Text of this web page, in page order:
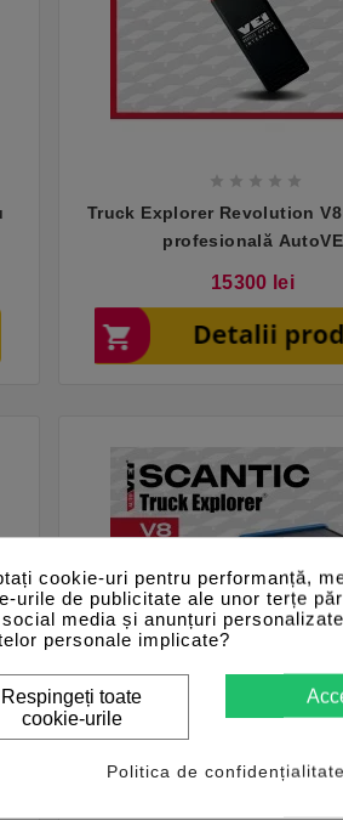
    
Truck Explorer Revolution
profesională
15300 lei
Truck Explorer SCANTIC V8
cookie-uri pentru performanță,
urile de publicitate ale unor terțe
media și anunțuri
personale implicate?
Respingeți toate
cookie-urile
Politica de